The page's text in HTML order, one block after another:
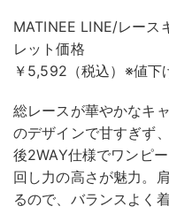
MATINEE LINE/レース
レット価格
￥5,592（税込）※値下
総レースが華やかなキ
のデザインで甘すぎず
後2WAY仕様でワンピ
回し力の高さが魅力。
るので、バランスよく